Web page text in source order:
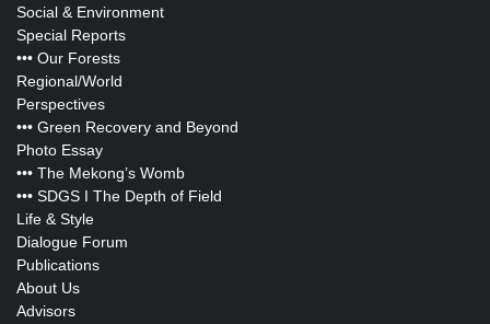
Social & Environment
Special Reports
••• Our Forests
Regional/World
Perspectives
••• Green Recovery and Beyond
Photo Essay
••• The Mekong’s Womb
••• SDGS I The Depth of Field
Life & Style
Dialogue Forum
Publications
About Us
Advisors